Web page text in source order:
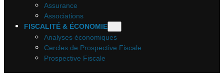
Assurance
Associations
FISCALITÉ & ÉCONOMIE
Analyses économiques
Cercles de Prospective Fiscale
Prospective Fiscale